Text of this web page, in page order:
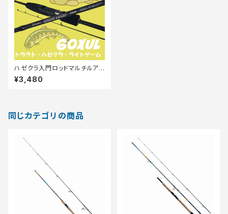
ハゼクラ入門ロッドマルチルア
ーハゼトラウト 60XUL マットブ
ラック
¥3,480
同じカテゴリの商品